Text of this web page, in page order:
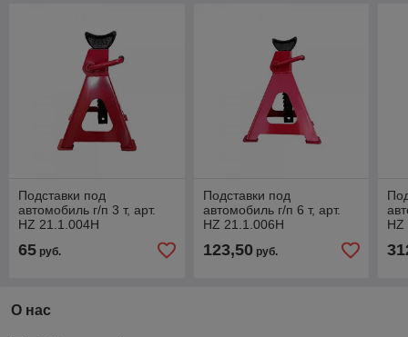
Подставки под
автомобиль г/п 3 т, арт.
HZ 21.1.004H
65 руб.
Подставки под
автомобиль г/п 6 т, арт.
HZ 21.1.006H
123,50руб.
HZ
О нас